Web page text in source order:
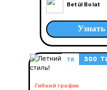
Betül Bolat
TR 300
Гибкий график